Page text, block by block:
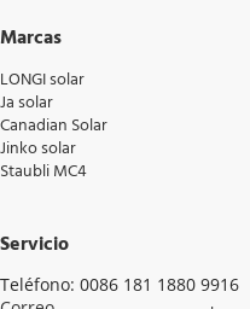
Marcas
LONGI solar
Ja solar
Canadian Solar
Jinko solar
Staubli MC4
Servicio
Teléfono: 0086 181 1880 9916